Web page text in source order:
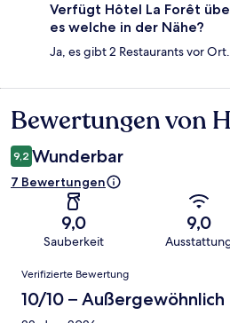
Verfügt Hôtel La Forêt
es welche in der Nähe?
Ja, es gibt 2 Restaurants vor Ort.
Bewertungen
Bewertungen von
9,2 Wunderbar
7 Bewertungen
9,0
Sauberkeit
9,0
Bewertungen
Verifizierte Bewertung
10/10 – Außergewöhnlich